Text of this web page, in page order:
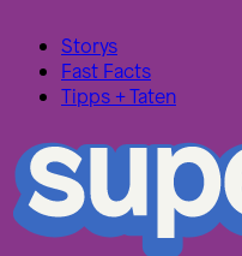
Storys
Fast Facts
Tipps + Taten